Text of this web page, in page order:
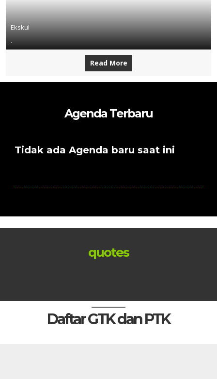
Ekskul
.
Read More
Agenda Terbaru
Tidak ada Agenda baru saat ini
quotes
Daftar GTK dan PTK